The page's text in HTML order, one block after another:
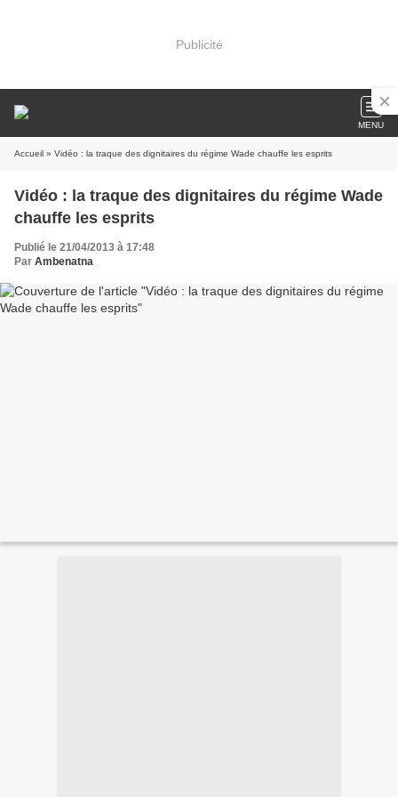
Publicité
MENU
Accueil » Vidéo : la traque des dignitaires du régime Wade chauffe les esprits
Vidéo : la traque des dignitaires du régime Wade
chauffe les esprits
Publié le 21/04/2013 à 17:48
Par Ambenatna